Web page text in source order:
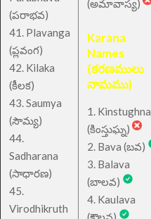
(పరాభవ)
41. Plavanga
(ప్లవంగ)
42. Kilaka
(కీలక)
43. Saumya
(సౌమ్య)
44.
Sadharana
(సాధారణ)
45.
Virodhikruth
(అమావాస్య)
Karana
Names
(కరణములు
నామము)
1. Kinstughna
(కింస్తుఘ్న)
2. Bava (బవ)
3. Balava
(బాలవ)
4. Kaulava